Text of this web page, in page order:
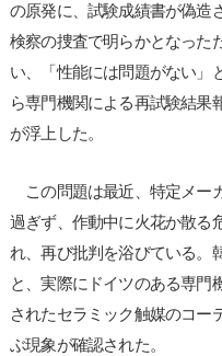
の原発に、試験成績書が偽造
検察の捜査で明らかとなった
い、「性能には問題がない」
ら専門機関による再試験結果
が浮上した。
この問題は最近、特定メー
過ぎず、作動中に火花か散る
れ、再び批判を浴びている。
と、実際にドイツのある専門
されたセラミック触媒のコー
ぶ現象が確認された。